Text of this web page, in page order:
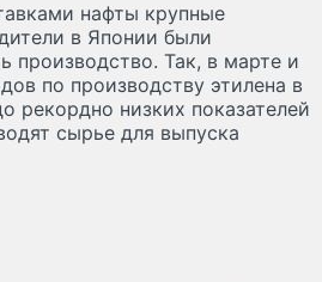
нафты крупные
в Японии были
производство. Так, в марте и
по производству этилена в
рекордно низких показателей
сырье для выпуска